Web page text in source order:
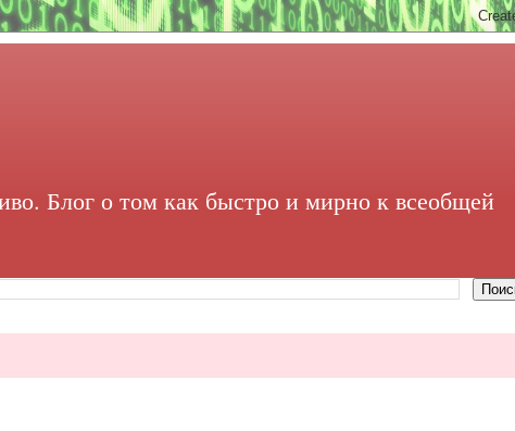
Блог о том как быстро и мирно к всеобщей